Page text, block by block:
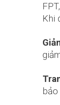
FPT,
Khi